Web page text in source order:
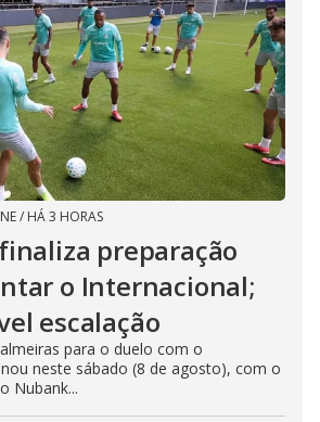
/ HÁ 3 HORAS
preparação
o Internacional;
escalação
para o duelo com o
neste sábado (8 de agosto), com o
Nubank...